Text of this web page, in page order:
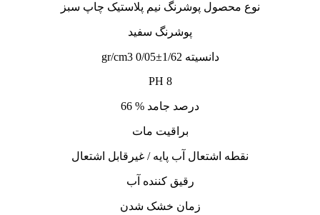
نوع محصول پوشرنگ نیم پلاستیک چاپ سبز
پوشرنگ سفید
دانسیته 1/62±0/05 gr/cm3
PH 8
درصد جامد % 66
براقیت مات
نقطه اشتعال آب پایه / غیرقابل اشتعال
رقیق کننده آب
زمان خشک شدن